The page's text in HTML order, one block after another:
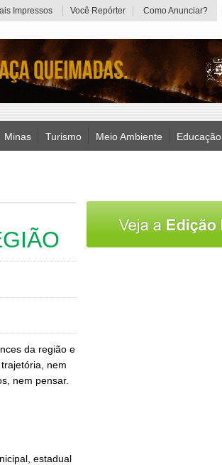
Impressos Você Repórter Como Anunciar?
Minas Turismo Meio Ambiente Educação
da região e
nem
nem pensar.
estadual